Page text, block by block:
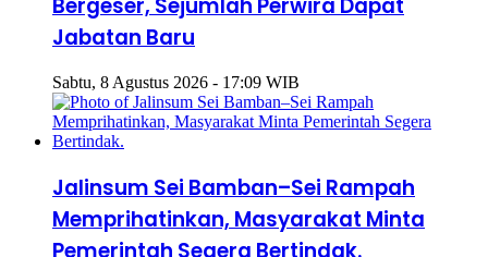
Jabatan Baru
Sabtu, 8 Agustus 2026 - 17:09 WIB
Jalinsum Sei Bamban–Sei Rampah
Memprihatinkan, Masyarakat Minta
Pemerintah Segera Bertindak.